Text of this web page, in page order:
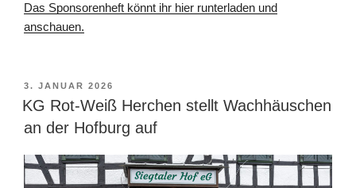
Das Sponsorenheft könnt ihr hier runterladen und
anschauen.
VERÖFFENTLICHT
AM
3. JANUAR 2026
KG Rot-Weiß Herchen stellt Wachhäuschen
an der Hofburg auf